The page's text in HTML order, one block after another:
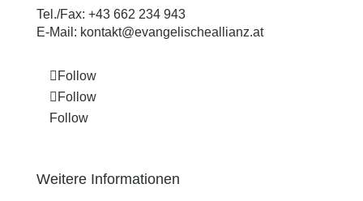
Tel./Fax: +43 662 234 943
E-Mail: kontakt@evangelischeallianz.at
Follow
Follow
Follow
Weitere Informationen